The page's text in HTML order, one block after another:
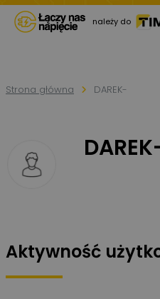
należy do
Strona główna DAREK-
Aktywność